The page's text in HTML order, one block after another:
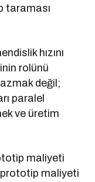
taraması
hızını
rolünü
değil;
paralel
ve üretim
maliyeti
maliyeti